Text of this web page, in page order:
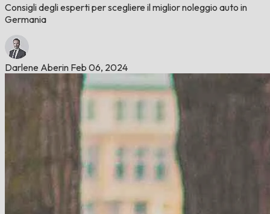
Consigli degli esperti per scegliere il miglior noleggio auto in
Germania
Darlene Aberin Feb 06, 2024